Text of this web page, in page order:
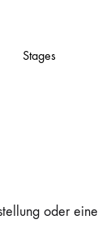
Stages
oder